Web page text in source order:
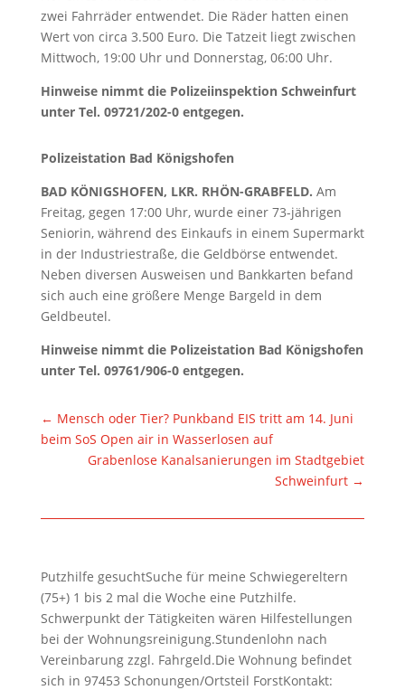
zwei Fahrräder entwendet. Die Räder hatten einen
Wert von circa 3.500 Euro. Die Tatzeit liegt zwischen
Mittwoch, 19:00 Uhr und Donnerstag, 06:00 Uhr.
Hinweise nimmt die Polizeiinspektion Schweinfurt
unter Tel. 09721/202-0 entgegen.
Polizeistation Bad Königshofen
BAD KÖNIGSHOFEN, LKR. RHÖN-GRABFELD. Am
Freitag, gegen 17:00 Uhr, wurde einer 73-jährigen
Seniorin, während des Einkaufs in einem Supermarkt
in der Industriestraße, die Geldbörse entwendet.
Neben diversen Ausweisen und Bankkarten befand
sich auch eine größere Menge Bargeld in dem
Geldbeutel.
Hinweise nimmt die Polizeistation Bad Königshofen
unter Tel. 09761/906-0 entgegen.
← Mensch oder Tier? Punkband EIS tritt am 14. Juni
beim SoS Open air in Wasserlosen auf
Grabenlose Kanalsanierungen im Stadtgebiet
Schweinfurt →
Putzhilfe gesuchtSuche für meine Schwiegereltern
(75+) 1 bis 2 mal die Woche eine Putzhilfe.
Schwerpunkt der Tätigkeiten wären Hilfestellungen
bei der Wohnungsreinigung.Stundenlohn nach
Vereinbarung zzgl. Fahrgeld.Die Wohnung befindet
sich in 97453 Schonungen/Ortsteil ForstKontakt: